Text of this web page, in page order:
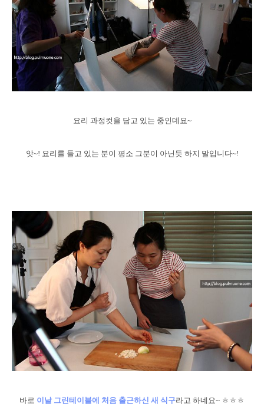
요리 과정컷을 담고 있는 중인데요~
앗~! 요리를 들고 있는 분이 평소 그분이 아닌듯 하지 말입니다~!
바로 이날 그린테이블에 처음 출근하신 새 식구라고 하네요~ ㅎㅎㅎ